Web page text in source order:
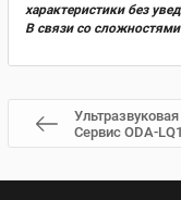
характеристики без
В связи со
Сервис ODA-